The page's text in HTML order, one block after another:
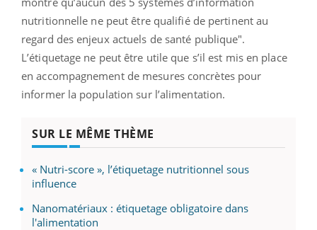
nutritionnelle ne peut être qualifié de pertinent au
regard des enjeux actuels de santé publique".
L’étiquetage ne peut être utile que s’il est mis en place
en accompagnement de mesures concrètes pour
informer la population sur l’alimentation.
SUR LE MÊME THÈME
« Nutri-score », l’étiquetage nutritionnel sous
influence
Nanomatériaux : étiquetage obligatoire dans
l'alimentation